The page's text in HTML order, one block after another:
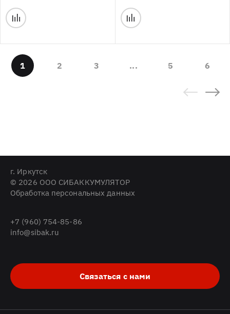
1 2 3 ... 5 6
г. Иркутск
© 2026 ООО СИБАККУМУЛЯТОР
Обработка персональных данных
+7 (960) 754-85-86
info@sibak.ru
Связаться с нами